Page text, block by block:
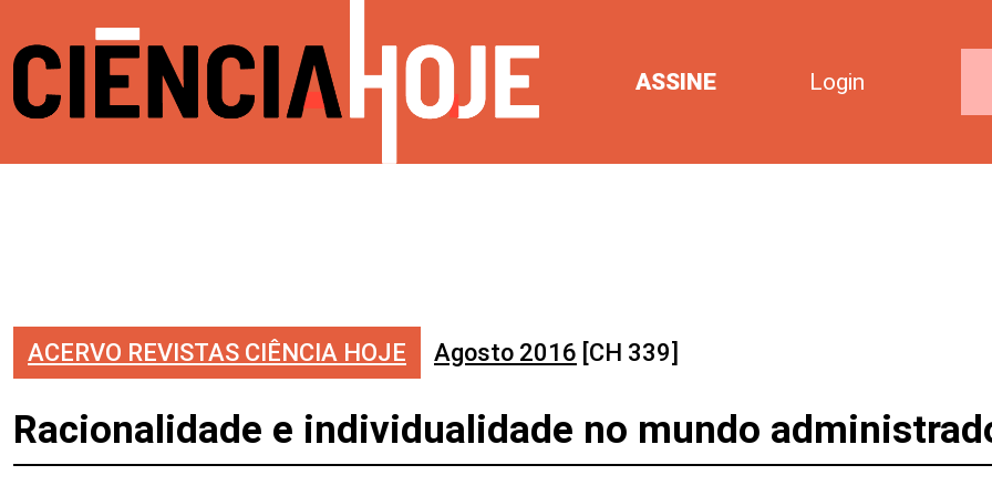
ASSINE Login
ACERVO REVISTAS CIÊNCIA HOJE Agosto 2016 [CH 339]
Racionalidade e individualidade no mundo